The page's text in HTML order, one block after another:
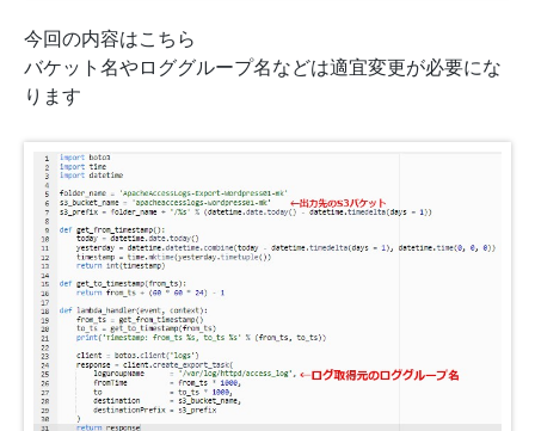
今回の内容はこちら
バケット名やロググループ名などは適宜変更が必要にな
ります